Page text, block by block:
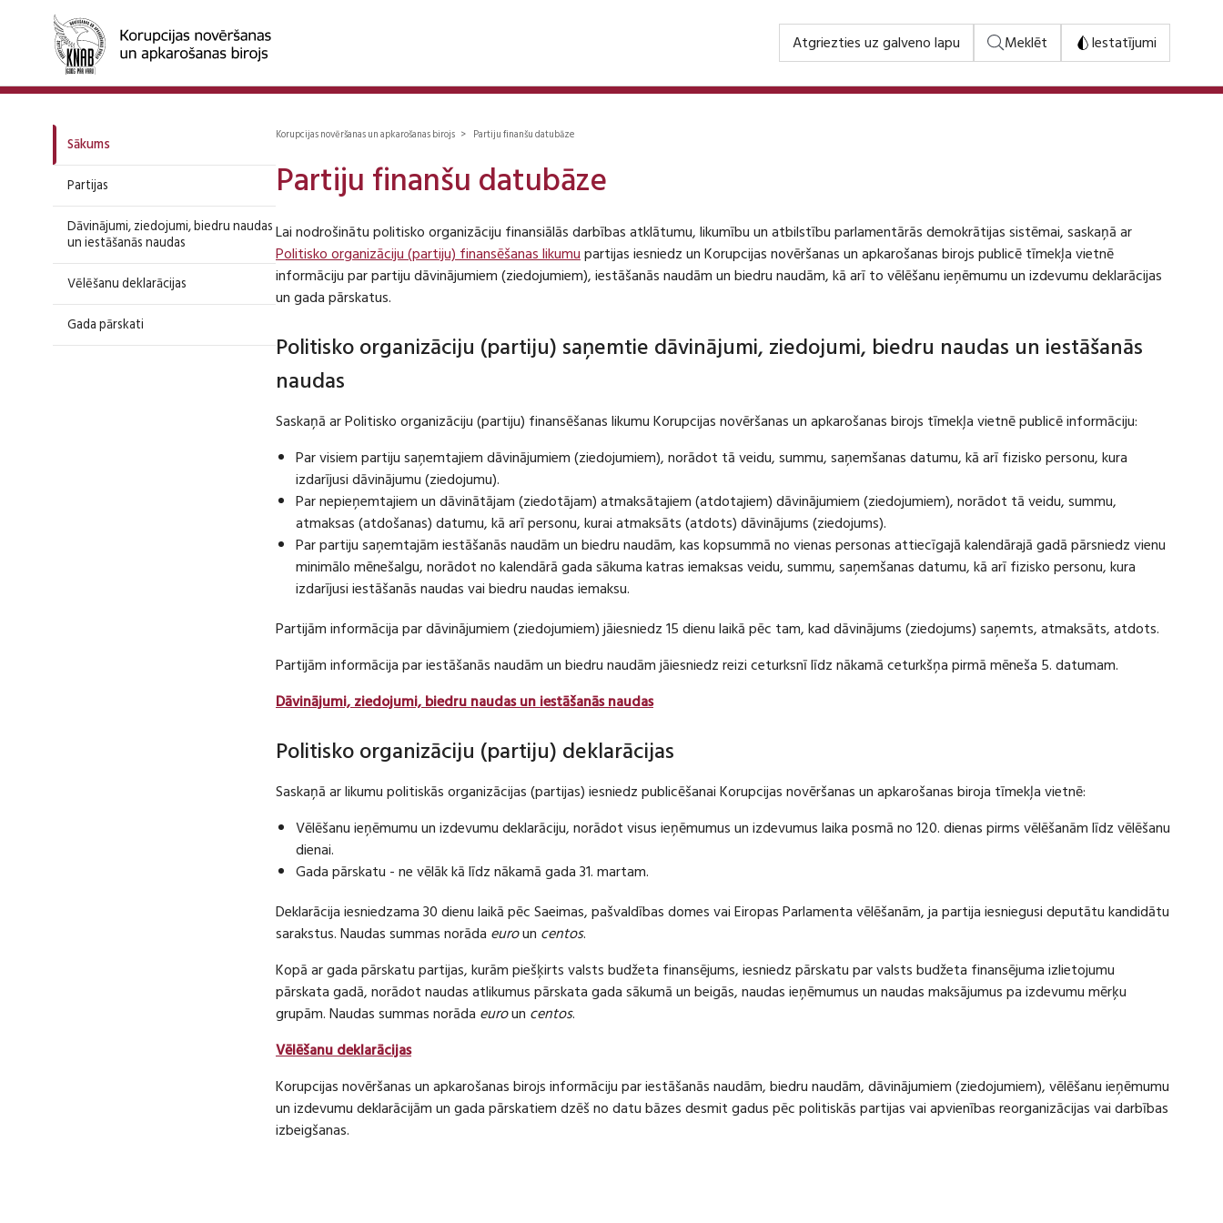
Atgriezties uz galveno lapu Meklēt Iestatījumi
Sākums
Partijas
Dāvinājumi, ziedojumi, biedru naudas
un iestāšanās naudas
Vēlēšanu deklarācijas
Gada pārskati
Korupcijas novēršanas un apkarošanas birojs > Partiju finanšu datubāze
Partiju finanšu datubāze
Lai nodrošinātu politisko organizāciju finansiālās darbības atklātumu, likumību un atbilstību parlamentārās demokrātijas sistēmai, saskaņā ar
Politisko organizāciju (partiju) finansēšanas likumupartijas iesniedz un Korupcijas novēršanas un apkarošanas birojs publicē tīmekļa vietnē
informāciju par partiju dāvinājumiem (ziedojumiem), iestāšanās naudām un biedru naudām, kā arī to vēlēšanu ieņēmumu un izdevumu deklarācijas
un gada pārskatus.
Politisko organizāciju (partiju) saņemtie dāvinājumi, ziedojumi, biedru naudas un iestāšanās
naudas
Saskaņā ar Politisko organizāciju (partiju) finansēšanas likumu Korupcijas novēršanas un apkarošanas birojs tīmekļa vietnē publicē informāciju:
Par visiem partiju saņemtajiem dāvinājumiem (ziedojumiem), norādot tā veidu, summu, saņemšanas datumu, kā arī fizisko personu, kura
izdarījusi dāvinājumu (ziedojumu).
Par nepieņemtajiem un dāvinātājam (ziedotājam) atmaksātajiem (atdotajiem) dāvinājumiem (ziedojumiem), norādot tā veidu, summu,
atmaksas (atdošanas) datumu, kā arī personu, kurai atmaksāts (atdots) dāvinājums (ziedojums).
Par partiju saņemtajām iestāšanās naudām un biedru naudām, kas kopsummā no vienas personas attiecīgajā kalendārajā gadā pārsniedz vienu
minimālo mēnešalgu, norādot no kalendārā gada sākuma katras iemaksas veidu, summu, saņemšanas datumu, kā arī fizisko personu, kura
izdarījusi iestāšanās naudas vai biedru naudas iemaksu.
Partijām informācija par dāvinājumiem (ziedojumiem) jāiesniedz 15 dienu laikā pēc tam, kad dāvinājums (ziedojums) saņemts, atmaksāts, atdots.
Partijām informācija par iestāšanās naudām un biedru naudām jāiesniedz reizi ceturksnī līdz nākamā ceturkšņa pirmā mēneša 5. datumam.
Dāvinājumi, ziedojumi, biedru naudas un iestāšanās naudas
Politisko organizāciju (partiju) deklarācijas
Saskaņā ar likumu politiskās organizācijas (partijas) iesniedz publicēšanai Korupcijas novēršanas un apkarošanas biroja tīmekļa vietnē:
Vēlēšanu ieņēmumu un izdevumu deklarāciju, norādot visus ieņēmumus un izdevumus laika posmā no 120. dienas pirms vēlēšanām līdz vēlēšanu
dienai.
Gada pārskatu - ne vēlāk kā līdz nākamā gada 31. martam.
Deklarācija iesniedzama 30 dienu laikā pēc Saeimas, pašvaldības domes vai Eiropas Parlamenta vēlēšanām, ja partija iesniegusi deputātu kandidātu
sarakstus. Naudas summas norāda euroun centos.
Kopā ar gada pārskatu partijas, kurām piešķirts valsts budžeta finansējums, iesniedz pārskatu par valsts budžeta finansējuma izlietojumu
pārskata gadā, norādot naudas atlikumus pārskata gada sākumā un beigās, naudas ieņēmumus un naudas maksājumus pa izdevumu mērķu
grupām. Naudas summas norāda euroun centos.
Vēlēšanu deklarācijas
Korupcijas novēršanas un apkarošanas birojs informāciju par iestāšanās naudām, biedru naudām, dāvinājumiem (ziedojumiem), vēlēšanu ieņēmumu
un izdevumu deklarācijām un gada pārskatiem dzēš no datu bāzes desmit gadus pēc politiskās partijas vai apvienības reorganizācijas vai darbības
izbeigšanas.